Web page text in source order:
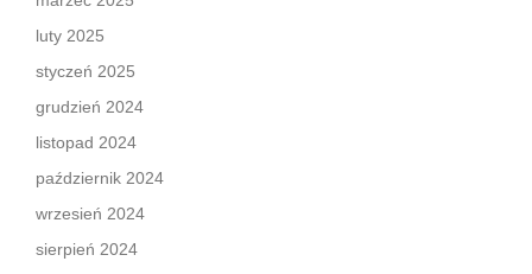
luty 2025
styczeń 2025
grudzień 2024
listopad 2024
październik 2024
wrzesień 2024
sierpień 2024